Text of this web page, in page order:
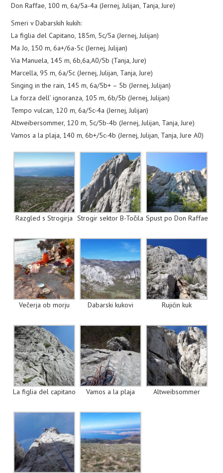
Don Raffae, 100 m, 6a/5a-4a (Jernej, Julijan, Tanja, Jure)
Smeri v Dabarskih kukih:
La figlia del Capitano, 185m, 5c/5a (Jernej, Julijan)
Ma Jo, 150 m, 6a+/6a-5c (Jernej, Julijan)
Via Manuela, 145 m, 6b,6a,A0/5b (Tanja, Jure)
Marcella, 95 m, 6a/5c (Jernej, Julijan, Tanja, Jure)
Singing in the rain, 145 m, 6a/5b+ – 5b (Jernej, Julijan)
La forza dell’ ignoranza, 105 m, 6b/5b (Jernej, Julijan)
Tempo vulcan, 120 m, 6a/5c-4a (Jernej, Julijan)
Altweibersommer, 120 m, 5c/5b-4b (Jernej, Julijan, Tanja, Jure)
Vamos a la plaja, 140 m, 6b+/5c-4b (Jernej, Julijan, Tanja, Jure A0)
Razgled s Strogirja Strogir sektor B-Točila Spust po Don Raffae
Večerja ob morju Dabarski kukovi Rujićin kuk
La figlia del capitano Vamos a la plaja Altweibsommer